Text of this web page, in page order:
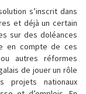
s’inscrit dans
et déjà un certain
sur des doléances
en compte de ces
autres réformes
de jouer un rôle
nationaux